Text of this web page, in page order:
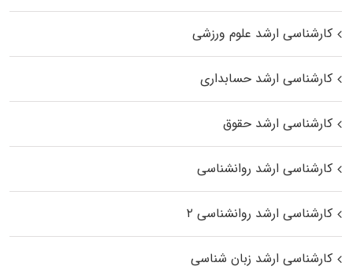
کارشناسی ارشد علوم ورزشی
کارشناسی ارشد حسابداری
کارشناسی ارشد حقوق
کارشناسی ارشد روانشناسی
کارشناسی ارشد روانشناسی ۲
کارشناسی ارشد زبان شناسی